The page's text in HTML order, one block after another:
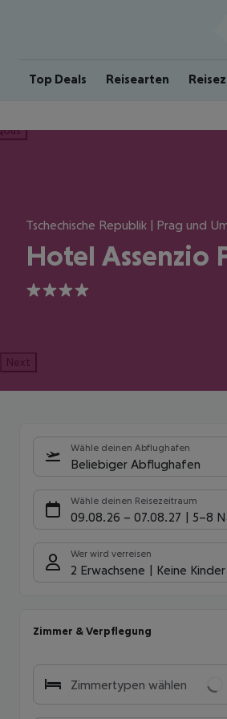
Top Deals Reisearten
Tschechische Republik | Prag und
Hotel Assenzio
4
Next
Wähle deinen Abflughafen
Beliebiger Abflughafen
Wähle deinen Reisezeitraum
09.08.26 – 07.08.27 5-8
Wer wird verreisen
2 Erwachsene Keine Kinder
Zimmer & Verpflegung
Zimmertypen wählen